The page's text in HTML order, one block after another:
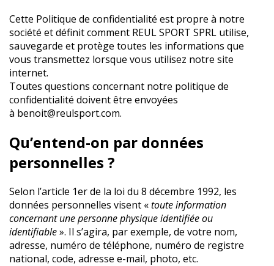
Cette Politique de confidentialité est propre à notre
société et définit comment REUL SPORT SPRL utilise,
sauvegarde et protège toutes les informations que
vous transmettez lorsque vous utilisez notre site
internet.
Toutes questions concernant notre politique de
confidentialité doivent être envoyées
à benoit@reulsport.com.
Qu’entend-on par données
personnelles ?
Selon l’article 1er de la loi du 8 décembre 1992, les
données personnelles visent «toute information
concernant une personne physique identifiée ou
identifiable». Il s’agira, par exemple, de votre nom,
adresse, numéro de téléphone, numéro de registre
national, code, adresse e-mail, photo, etc.